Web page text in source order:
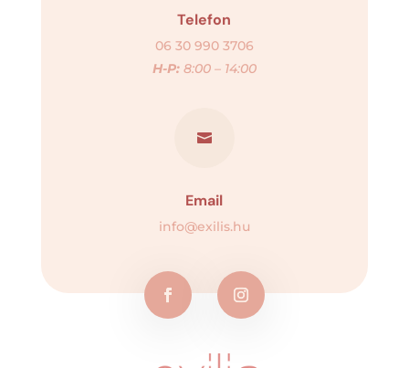
Telefon
06 30 990 3706
H-P:8:00 – 14:00

Email
info@exilis.hu